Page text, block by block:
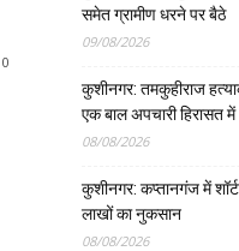
0
समेत ग्रामीण धरने पर बैठे
09/08/2026
कुशीनगर: तमकुहीराज
एक बाल अपचारी हिरासत में
08/08/2026
कुशीनगर: कप्तानगंज में
लाखों का नुकसान
08/08/2026